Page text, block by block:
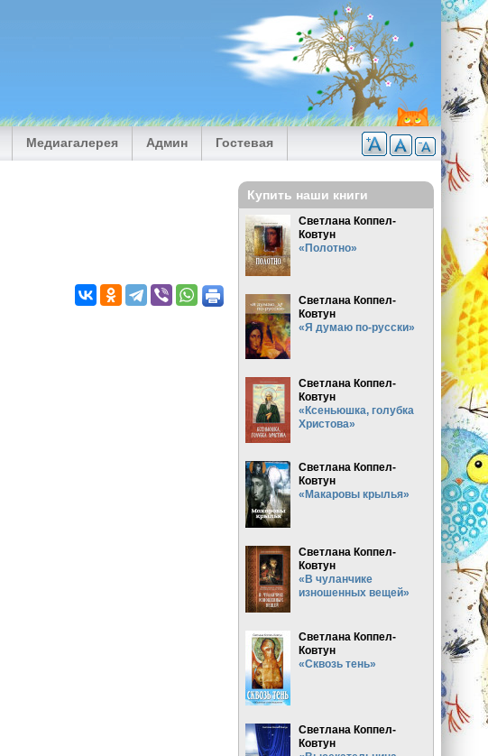
Медиагалерея Админ Гостевая
Купить наши книги
Светлана Коппел-
Ковтун
«Полотно»
Светлана Коппел-
Ковтун
«Я думаю по-русски»
Светлана Коппел-
Ковтун
«Ксеньюшка, голубка
Христова»
Светлана Коппел-
Ковтун
«Макаровы крылья»
Светлана Коппел-
Ковтун
«В чуланчике
изношенных вещей»
Светлана Коппел-
Ковтун
«Сквозь тень»
Светлана Коппел-
Ковтун